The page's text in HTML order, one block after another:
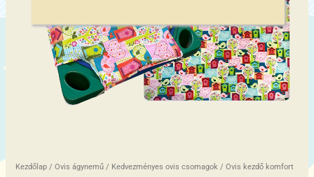
Kezdőlap /Ovis ágynemű / Kedvezményes ovis csomagok /Ovis kezdő komfort